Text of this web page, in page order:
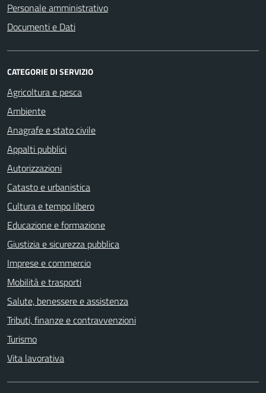
Personale amministrativo
Documenti e Dati
CATEGORIE DI SERVIZIO
Agricoltura e pesca
Ambiente
Anagrafe e stato civile
Appalti pubblici
Autorizzazioni
Catasto e urbanistica
Cultura e tempo libero
Educazione e formazione
Giustizia e sicurezza pubblica
Imprese e commercio
Mobilità e trasporti
Salute, benessere e assistenza
Tributi, finanze e contravvenzioni
Turismo
Vita lavorativa